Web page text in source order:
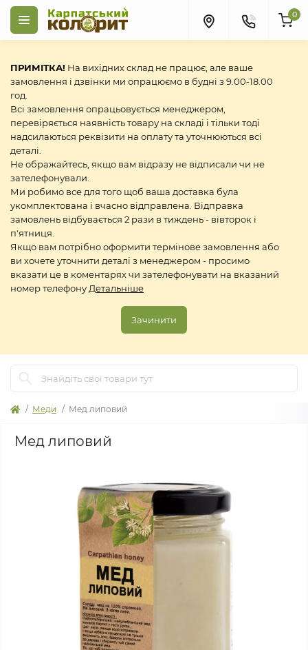
ПРИМІТКА! На вихідних склад не працює, але ваше
замовлення і дзвінки ми опрацюємо в будні з 9.00-18.00
год.
Всі замовлення опрацьовується менеджером,
перевіряється наявність товару на складі і тільки тоді
надсилаються реквізити на оплату та уточнюються всі
деталі.
Не ображайтесь, якщо вам відразу не відписали чи не
зателефонували.
Ми робимо все для того щоб ваша доставка була
укомплектована і вчасно відправлена. Відправка
замовлень відбувається 2 рази в тиждень - вівторок і
п'ятниця.
Якщо вам потрібно оформити термінове замовлення або
ви хочете уточнити деталі з менеджером - просимо
вказати це в коментарях чи зателефонувати на вказаний
номер телефону Детальніше
Зачинити
0
Меди Мед липовий
Мед липовий